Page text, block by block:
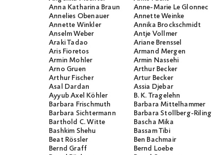
Anna Katharina Braun
Anne-Marie Le Glonnec
Annelies Obenauer
Annette Weinke
Annette Winkler
Annika Brockschmidt
Anselm Weber
Antje Vollmer
Araki Tadao
Ariane Brenssel
Aris Fioretos
Armand Mergen
Armin Mohler
Armin Nassehi
Arno Gruen
Arthur Becker
Arthur Fischer
Artur Becker
Asal Dardan
Assia Djebar
Ayyub Axel Köhler
B. K. Tragelehn
Barbara Frischmuth
Barbara Mittelhammer
Barbara Sichtermann
Barbara Stollberg-Rilinger
Barthold C. Witte
Bascha Mika
Bashkim Shehu
Bassam Tibi
Beat Rössler
Ben Bachmair
Bernd Graff
Bernd Loebe